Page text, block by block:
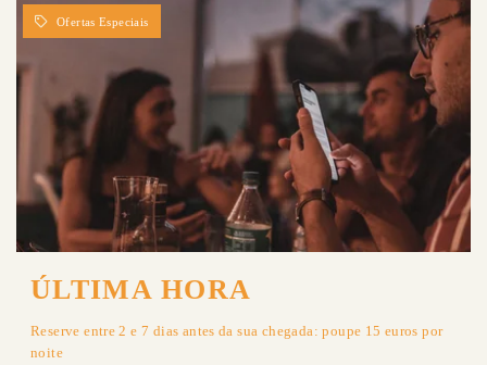
ÚLTIMA HORA
Reserve entre 2 e 7 dias antes da sua chegada: poupe 15 euros por
noite